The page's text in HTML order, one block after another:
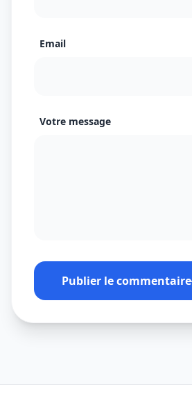
Email
Votre message
Publier le commentaire